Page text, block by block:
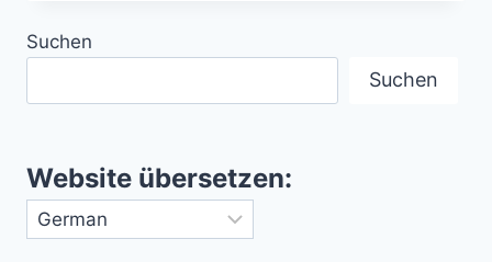
Suchen
Suchen
Website übersetzen: